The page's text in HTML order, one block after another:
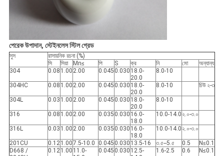
পেরেক উপাদান, স্টেইনলেস স্টিল গ্রেড
সুস
রাসায়নিক রচনা (%)
সি
সিয়া Mn≤ পি S ক্র নি মো
অন্যান্য
304
0.08 1.00 2.00 0.045 0.030 18.0-
20.0
8.0-10
304HC 0.08 1.00 2.00 0.045 0.030 18.0-
20.0
8.0-10 চিউ ২-৩
304L 0.03 1.00 2.00 0.045 0.030 18.0-
20.0
8.0-10
316 0.08 1.00 2.00 0.035 0.030 16.0-
18.0
10.0-14.0 ২.০-৩.০
316L 0.03 1.00 2.00 0.035 0.030 16.0-
18.0
10.0-14.0 ২.০-৩.০
201CU 0.121.007.5-10.0 0.045 0.030 13.5-16 ৩.৫--5.৫ 0.5
N≤0.1
D668 /
0.121.00 11.0-
0.045 0.030 12.5-
1.6-2.5 0.6 N≤0.1